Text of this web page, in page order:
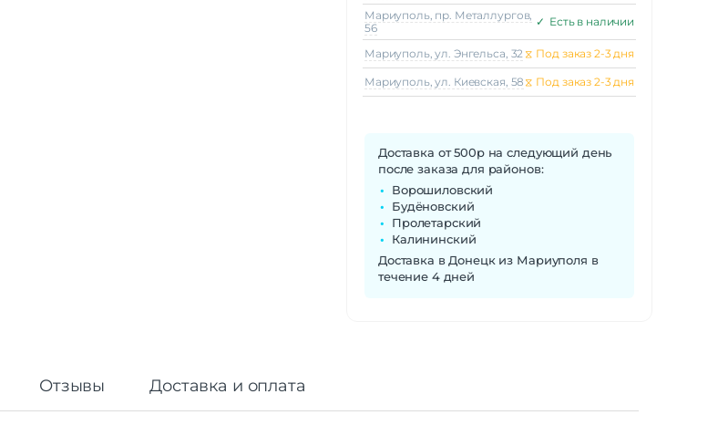
Мариуполь, пр. Металлургов,
56
✓ Есть в наличии
Мариуполь, ул. Энгельса, 32 ⧖ Под заказ 2-3 дня
Мариуполь, ул. Киевская, 58 ⧖ Под заказ 2-3 дня
Доставка от 500р на следующий день
после заказа для районов:
Ворошиловский
Будёновский
Пролетарский
Калининский
Доставка в Донецк из Мариуполя в
течение 4 дней
Отзывы Доставка и оплата